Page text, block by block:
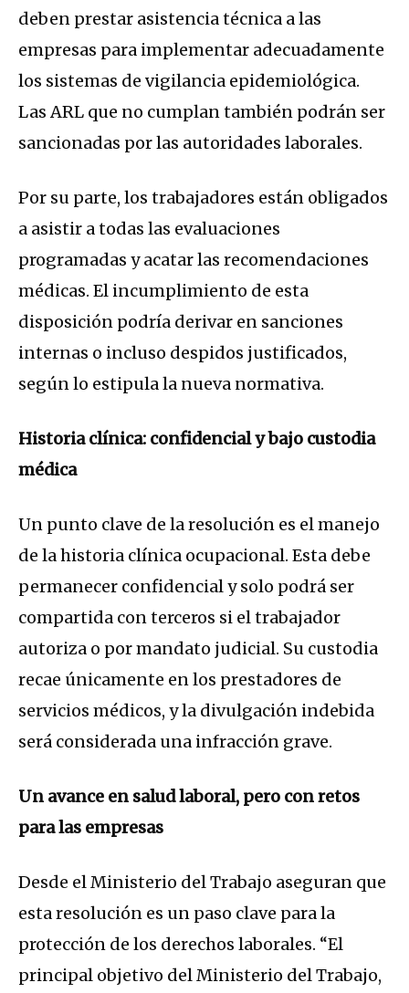
deben prestar asistencia técnica a las
empresas para implementar adecuadamente
los sistemas de vigilancia epidemiológica.
Las ARL que no cumplan también podrán ser
sancionadas por las autoridades laborales.
Por su parte, los trabajadores están obligados
a asistir a todas las evaluaciones
programadas y acatar las recomendaciones
médicas. El incumplimiento de esta
disposición podría derivar en sanciones
internas o incluso despidos justificados,
según lo estipula la nueva normativa.
Historia clínica: confidencial y bajo custodia
médica
Un punto clave de la resolución es el manejo
de la historia clínica ocupacional. Esta debe
permanecer confidencial y solo podrá ser
compartida con terceros si el trabajador
autoriza o por mandato judicial. Su custodia
recae únicamente en los prestadores de
servicios médicos, y la divulgación indebida
será considerada una infracción grave.
Un avance en salud laboral, pero con retos
para las empresas
Desde el Ministerio del Trabajo aseguran que
esta resolución es un paso clave para la
protección de los derechos laborales. “El
principal objetivo del Ministerio del Trabajo,